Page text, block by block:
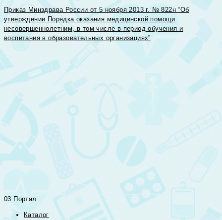
Приказ Минздрава России от 5 ноября 2013 г. № 822н “Об
утверждении Порядка оказания медицинской помощи
несовершеннолетним, в том числе в период обучения и
воспитания в образовательных организациях”
03 Портал
Каталог